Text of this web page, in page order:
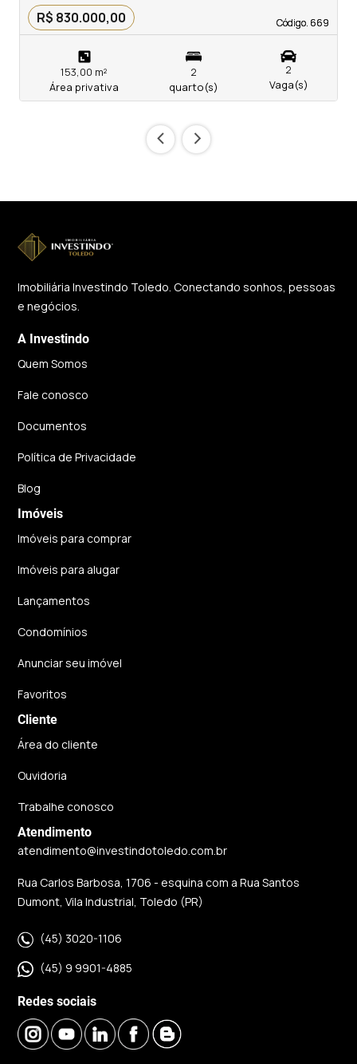
Código. 669
Código. 669
R$ 830.000,00
153,00 m²
Área privativa
2
quarto(s)
2
Vaga(s)
‹ ›
Imobiliária Investindo Toledo. Conectando sonhos, pessoas
e negócios.
A Investindo
Quem Somos
Fale conosco
Documentos
Política de Privacidade
Blog
Imóveis
Imóveis para comprar
Imóveis para alugar
Lançamentos
Condomínios
Anunciar seu imóvel
Favoritos
Cliente
Área do cliente
Ouvidoria
Trabalhe conosco
Atendimento
atendimento@investindotoledo.com.br
Rua Carlos Barbosa, 1706 - esquina com a Rua Santos
Dumont, Vila Industrial, Toledo (PR)
(45) 3020-1106
(45) 9 9901-4885
Redes sociais